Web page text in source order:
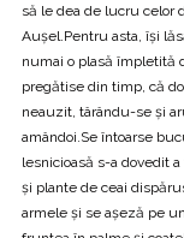
să le dea de lucru celor
Aușel.Pentru asta, își
numai o plasă împletită
pregătise din timp, că
neauzit, târându-se și
amândoi.Se întoarse
lesnicioasă s-a dovedit
și plante de ceai
armele și se așeză pe